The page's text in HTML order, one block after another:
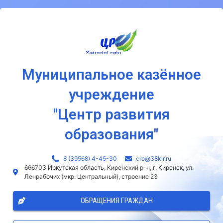
Муниципальное казённое
учреждение
"Центр развития
образования"
8 (39568) 4-45-30
сro@38kir.ru
666703 Иркутская область, Киренский р-н, г. Киренск, ул.
Ленрабочих (мкр. Центральный), строение 23
ОБРАЩЕНИЯ ГРАЖДАН